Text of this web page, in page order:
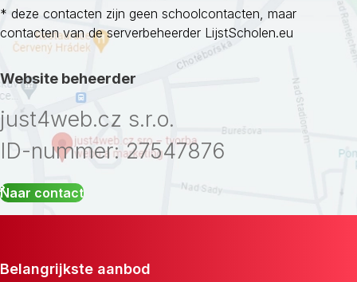
* deze contacten zijn geen schoolcontacten, maar
contacten van de serverbeheerder LijstScholen.eu
Website beheerder
just4web.cz s.r.o.
ID-nummer: 27547876
Naar contact
Belangrijkste aanbod